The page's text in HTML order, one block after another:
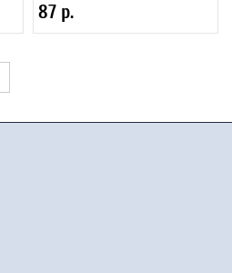
87 р.